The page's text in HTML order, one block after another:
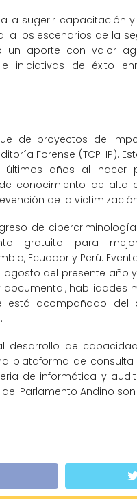
a sugerir capacitación
a los escenarios de la
un aporte con valor
iniciativas de éxito
de proyectos de
Forense (TCP-IP).
años al hacer
conocimiento de alta
de la
de
gratuito para
Ecuador y Perú.
agosto del presente
habilidades
está acompañado
desarrollo de
plataforma de
de informática y
Parlamento Andino